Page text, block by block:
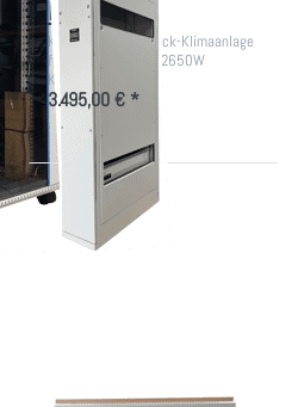
Klimagerät
Kompakte Monoblock-Klimaanlage
für EDV-Schränke (2650W
Kühlung)
3.495,00 € *
Drücken Sie
ENTER für
mehr
Optionen zu